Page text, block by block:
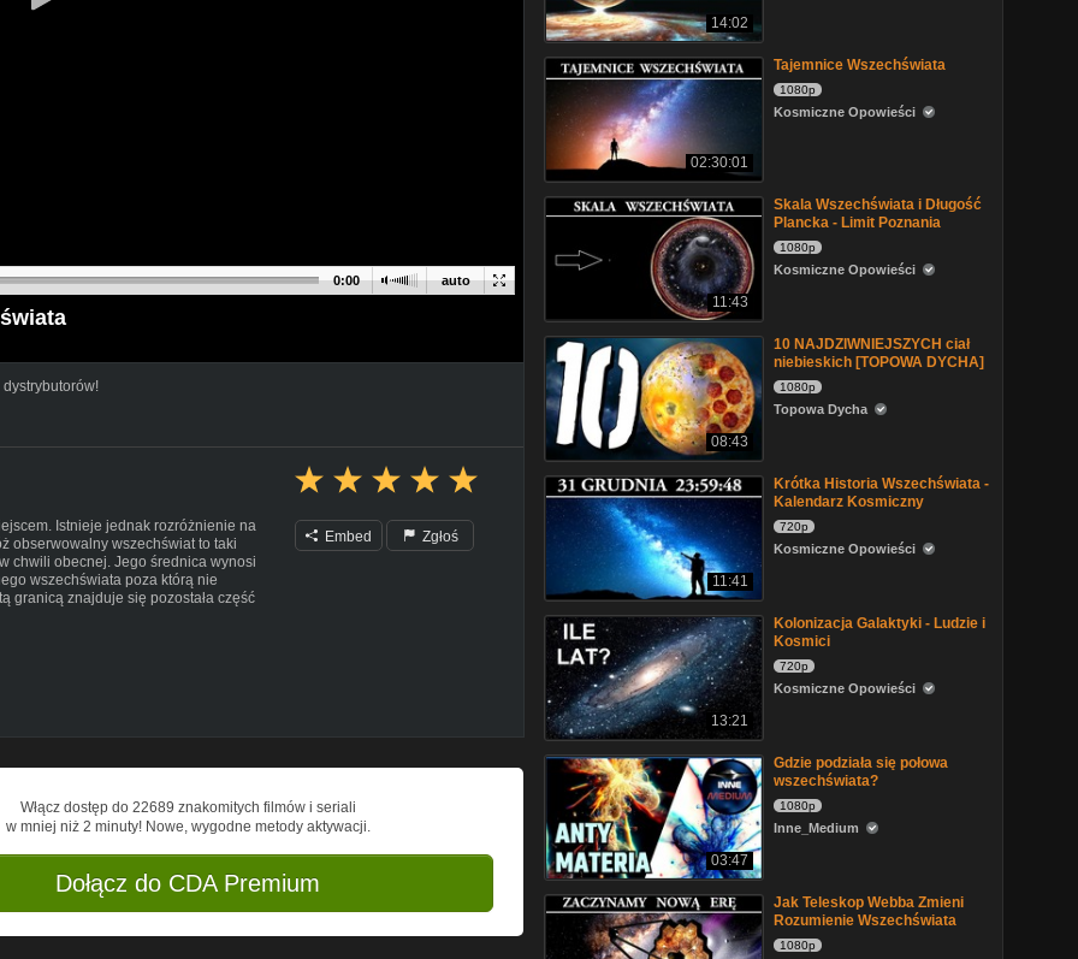
auto
0:00
Istnieje jednak rozróżnienie na
obserwowalny wszechświat to taki
chwili obecnej. Jego średnica wynosi
wszechświata poza którą nie
granicą znajduje się pozostała część
Attribution
Attribution
Embed Zgłoś
Włącz dostęp do 22689 znakomitych filmów i seriali
w mniej niż 2 minuty! Nowe, wygodne metody aktywacji.
Dołącz do CDA Premium
14:02
02:30:01
Tajemnice Wszechświata
1080p
Kosmiczne Opowieści
11:43
Skala Wszechświata i Długość
Plancka - Limit Poznania
1080p
Kosmiczne Opowieści
08:43
10 NAJDZIWNIEJSZYCH ciał
niebieskich [TOPOWA DYCHA]
1080p
Topowa Dycha
11:41
Krótka Historia Wszechświata -
Kalendarz Kosmiczny
720p
Kosmiczne Opowieści
13:21
Kolonizacja Galaktyki - Ludzie i
Kosmici
720p
Kosmiczne Opowieści
03:47
Gdzie podziała się połowa
wszechświata?
1080p
Inne_Medium
Jak Teleskop Webba Zmieni
Rozumienie Wszechświata
1080p